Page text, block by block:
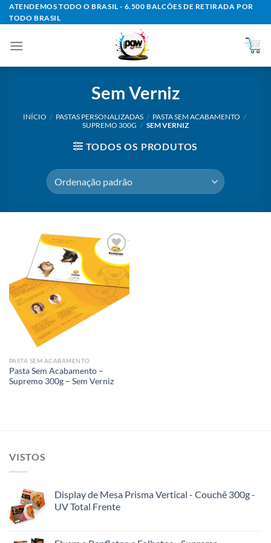
Skip
to
ATENDEMOS TODO O BRASIL - 6.500 BALCÕES DE RETIRADA POR
TODO BRASIL
Sem Verniz
INÍCIO / PASTAS PERSONALIZADAS / PASTA SEM ACABAMENTO /
SUPREMO 300G / SEM VERNIZ
TODOS OS PRODUTOS
Add to
wishlist
PASTA SEM ACABAMENTO
Pasta Sem Acabamento –
Supremo 300g – Sem Verniz
VISTOS
Display de Mesa Prisma Vertical - Couchê 300g -
UV Total Frente